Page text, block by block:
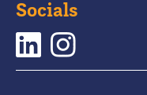
Socials